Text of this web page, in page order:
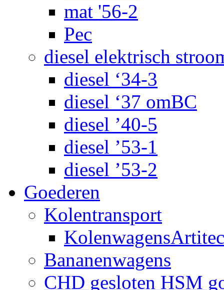
mat '56-2
Pec
diesel elektrisch
diesel ‘34-3
diesel ‘37 omBC
diesel ’40-5
diesel ’53-1
diesel ’53-2
Goederen
Kolentransport
KolenwagensArtitec
Bananenwagens
CHD gesloten HSM